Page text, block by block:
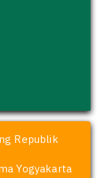
Republik
Yogyakarta